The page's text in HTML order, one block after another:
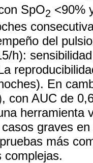
SpO2 <90%
del
h):
En
con AUC de
herramienta
graves
más
complejas.